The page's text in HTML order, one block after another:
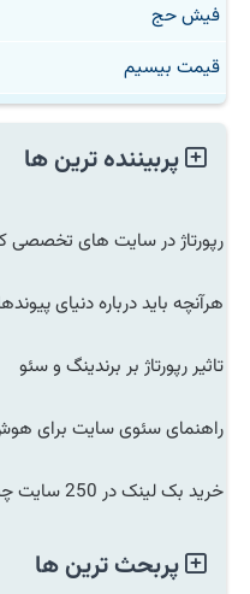
فیش حج
قیمت بیسیم
پربیننده ترین ها
رپورتاژ در سایت های تخصصی
هرآنچه باید درباره دنیای
تاثیر رپورتاژ بر برندینگ و سئو
راهنمای سئوی سایت برای
خرید بک لینک در 250 سایت چه مزایایی دارد؟
پربحث ترین ها